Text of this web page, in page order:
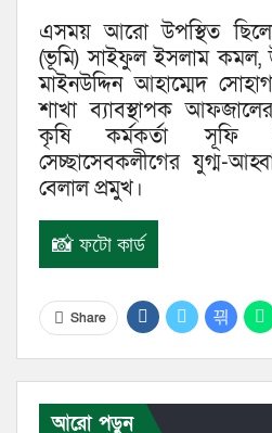
এসময় আরো উপস্থিত
(ভূমি) সাইফুল ইসলাম কমল,
মাইনউদ্দিন আহাম্মেদ
শাখা ব্যাবস্থাপক
কৃষি কর্মকর্তা সূফি
সেচ্ছাসেবকলীগের যুগ্ম-
বেলাল প্রমুখ।
📸 ফটো কার্ড
Share
আরো পড়ুন